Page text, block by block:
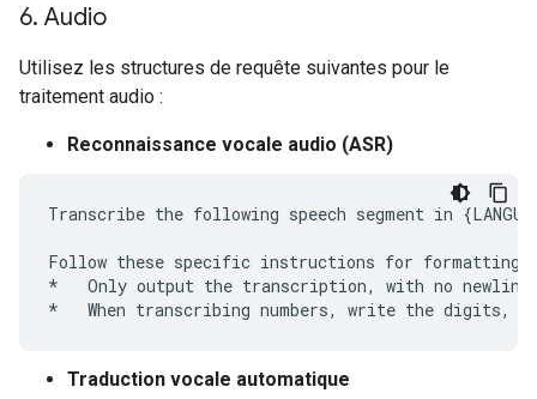
6. Audio
Utilisez les structures de requête suivantes pour le
traitement audio :
Reconnaissance vocale audio (ASR)
Transcribe the following speech segment in
Follow these specific instructions for formatting
*   Only output the transcription, with no
Traduction vocale automatique